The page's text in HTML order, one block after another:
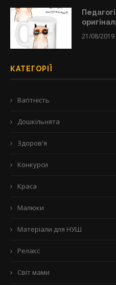
21/08/2019
КАТЕГОРІЇ
Вагітність
Дошкільнята
Здоров'я
Конкурси
Краса
Малюки
Матеріали для НУШ
Релакс
Світ мами